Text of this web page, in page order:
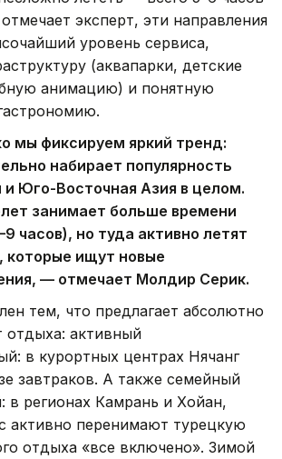
эксперт, эти направления
уровень сервиса,
(аквапарки, детские
анимацию) и понятную
мы фиксируем яркий тренд:
набирает популярность
Юго-Восточная Азия в целом.
занимает больше времени
часов), но туда активно летят
которые ищут новые
— отмечает Молдир Серик.
тем, что предлагает абсолютно
отдыха: активный
в курортных центрах Нячанг
завтраков. А также семейный
в регионах Камрань и Хойан,
активно перенимают турецкую
отдыха «все включено». Зимой